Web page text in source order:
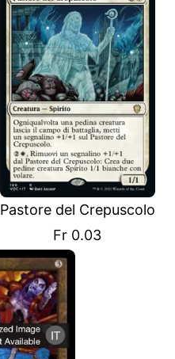
Pastore del Crepuscolo
Fr 0.03